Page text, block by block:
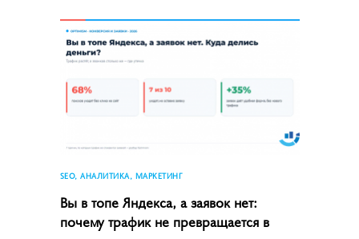
SEO, АНАЛИТИКА, МАРКЕТИНГ
Вы в топе Яндекса, а заявок нет:
почему трафик не превращается в